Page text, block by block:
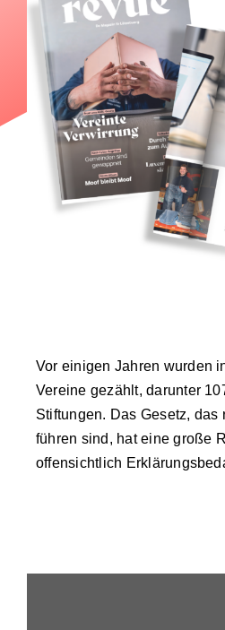
Vor einigen Jahren wurden
Vereine gezählt, darunter
Stiftungen. Das Gesetz, das
führen sind, hat eine große
offensichtlich